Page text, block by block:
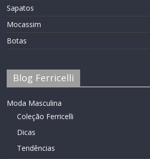
Sapatos
Mocassim
Botas
Blog Ferricelli
Moda Masculina
Coleção Ferricelli
Dicas
Tendências